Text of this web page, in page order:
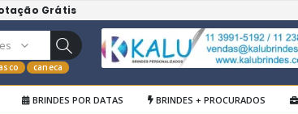
Grátis
caneca
BRINDES POR DATAS BRINDES + PROCURADOS